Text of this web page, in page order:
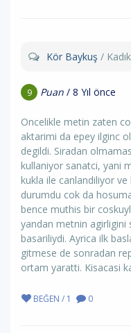
Kör Baykuş /
9 Puan / 8 Yıl önce
Oncelikle metin zaten
aktarimi da epey ilginc
degildi. Siradan
kullaniyor sanatci, yani
kukla ile canlandiliyor
durumdu cok da
bence muthis bir
yandan metnin agirligini
basariliydi. Ayrica ilk
gitmese de sonradan
ortam yaratti. Kisacasi
BEĞEN / 1 0